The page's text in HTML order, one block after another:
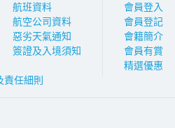
航班資料
航空公司資料
惡劣天氣通知
簽證及入境須知
責任細則
會員登入
會員登記
會籍簡介
會員有賞
精選優惠